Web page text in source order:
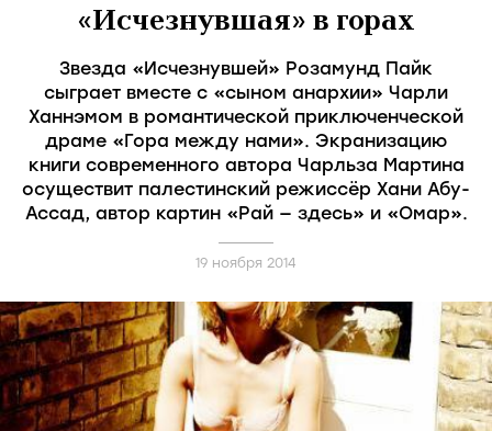
«Исчезнувшая» в горах
Звезда «Исчезнувшей» Розамунд Пайк
сыграет вместе с «сыном анархии» Чарли
Ханнэмом в романтической приключенческой
драме «Гора между нами». Экранизацию
книги современного автора Чарльза Мартина
осуществит палестинский режиссёр Хани Абу-
Ассад, автор картин «Рай — здесь» и «Омар».
19 ноября 2014